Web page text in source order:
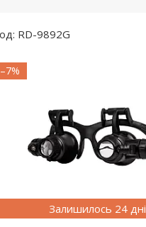
RD-9892G
Залишилось 24 дні
–7%